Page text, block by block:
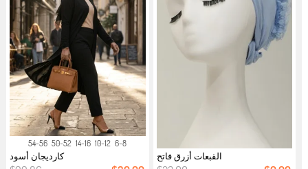
القبعات أزرق فاتح
6-8
10-12
14-16
50-52
54-56
كارديجان أسود